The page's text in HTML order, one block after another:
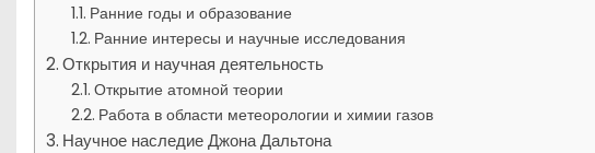
Ранние годы и образование
Ранние интересы и научные исследования
Открытия и научная деятельность
Открытие атомной теории
Работа в области метеорологии и химии газов
Научное наследие Джона Дальтона